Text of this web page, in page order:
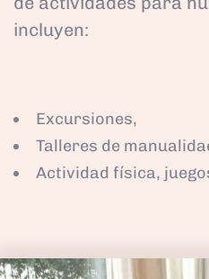
incluyen:
Excursiones,
Talleres de
Actividad física,